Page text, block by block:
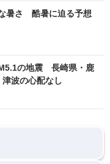
暑さ 酷暑に迫る予想
の地震 長崎県・鹿
波の心配なし